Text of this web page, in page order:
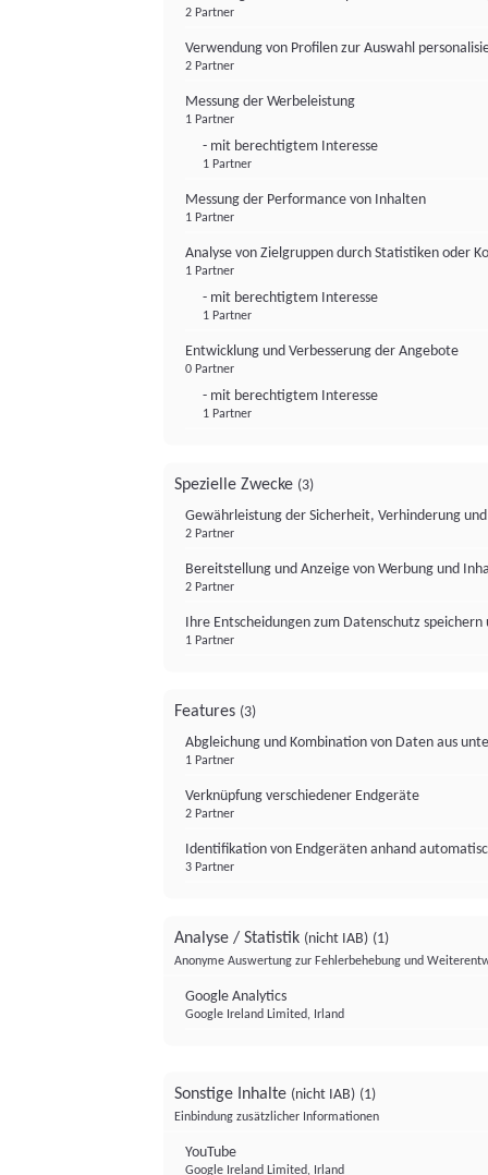
2 Partner
Verwendung von Profilen zur Auswahl
2 Partner
Messung der Werbeleistung
1 Partner
- mit berechtigtem Interesse
1 Partner
Messung der Performance von Inhalten
1 Partner
Analyse von Zielgruppen durch Statistiken oder
1 Partner
- mit berechtigtem Interesse
1 Partner
Entwicklung und Verbesserung der Angebote
0 Partner
- mit berechtigtem Interesse
1 Partner
Spezielle Zwecke (3)
Gewährleistung der Sicherheit, Verhinderung
2 Partner
Bereitstellung und Anzeige von Werbung und
2 Partner
Ihre Entscheidungen zum Datenschutz
1 Partner
Features (3)
Abgleichung und Kombination von Daten aus
1 Partner
Verknüpfung verschiedener Endgeräte
2 Partner
Identifikation von Endgeräten anhand
3 Partner
Analyse / Statistik (nicht IAB) (1)
Anonyme Auswertung zur Fehlerbehebung und
Google Analytics
Google Ireland Limited, Irland
Sonstige Inhalte (nicht IAB) (1)
Einbindung zusätzlicher Informationen
YouTube
Google Ireland Limited, Irland